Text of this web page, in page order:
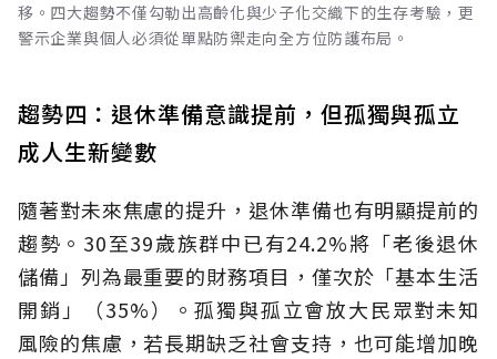
移。四大趨勢不僅勾勒出高齡化與少子化交織下的生存考驗，更
警示企業與個人必須從單點防禦走向全方位防護布局。
趨勢四：退休準備意識提前，但孤獨與孤立
成人生新變數
隨著對未來焦慮的提升，退休準備也有明顯提前的
趨勢。30至39歲族群中已有24.2%將「老後退休
儲備」列為最重要的財務項目，僅次於「基本生活
開銷」（35%）。孤獨與孤立會放大民眾對未知
風險的焦慮，若長期缺乏社會支持，也可能增加晚